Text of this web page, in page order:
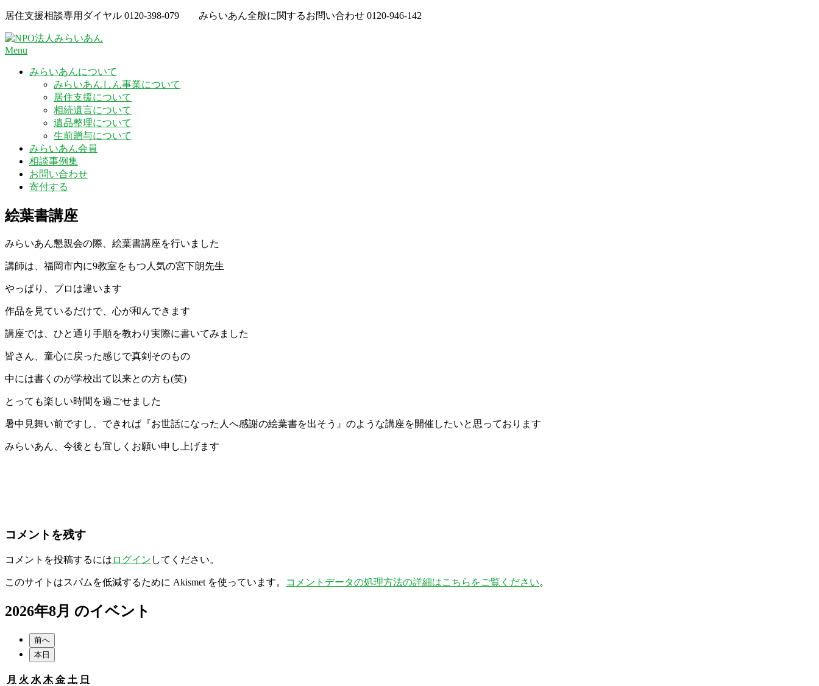
Skip
content
居住支援相談専用ダイヤル 0120-398-079 みらいあん全般に関するお問い合わせ 0120-946-142
Menu
みらいあんについて
みらいあんしん事業について
居住支援について
相続遺言について
遺品整理について
生前贈与について
みらいあん会員
相談事例集
お問い合わせ
寄付する
絵葉書講座
みらいあん懇親会の際、絵葉書講座を行いました
講師は、福岡市内に9教室をもつ人気の宮下朗先生
やっぱり、プロは違います
作品を見ているだけで、心が和んできます
講座では、ひと通り手順を教わり実際に書いてみました
皆さん、童心に戻った感じで真剣そのもの
中には書くのが学校出て以来との方も(笑)
とっても楽しい時間を過ごせました
暑中見舞い前ですし、できれば『お世話になった人へ感謝の絵葉書を出そう』のような講座を開催したいと思っております
みらいあん、今後とも宜しくお願い申し上げます
コメントを残す
コメントを投稿するには ログイン してください。
このサイトはスパムを低減するために Akismet を使っています。 コメントデータの処理方法の詳細はこちらをご覧ください。
2026年8月 のイベント
前へ
本日
月 月
火 火
水 水
木木
金金
土 土
日